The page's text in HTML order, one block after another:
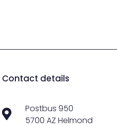
Contact details
Postbus 950
5700 AZ Helmond